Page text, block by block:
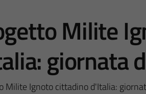
Milite
giornata
Milite Ignoto cittadino d'Italia: